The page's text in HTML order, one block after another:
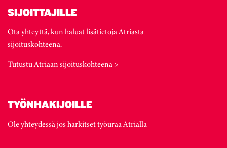
SIJOITTAJILLE
Ota yhteyttä, kun haluat lisätietoja Atriasta
sijoituskohteena.
Tutustu Atriaan sijoituskohteena >
TYÖNHAKIJOILLE
Ole yhteydessä jos harkitset työuraa Atrialla